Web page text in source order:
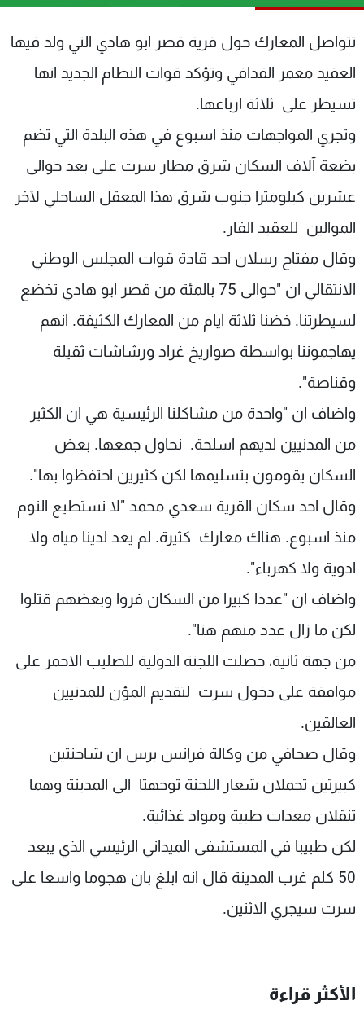
تتواصل المعارك حول قرية قصر ابو هادي التي ولد فيها
العقيد معمر القذافي وتؤكد قوات النظام الجديد انها
تسيطر على ثلاثة ارباعها.
وتجري المواجهات منذ اسبوع في هذه البلدة التي تضم
بضعة آلاف السكان شرق مطار سرت على بعد حوالى
عشرين كيلومترا جنوب شرق هذا المعقل الساحلي لآخر
الموالين للعقيد الفار.
وقال مفتاح رسلان احد قادة قوات المجلس الوطني
الانتقالي ان "حوالى 75 بالمئة من قصر ابو هادي تخضع
لسيطرتنا. خضنا ثلاثة ايام من المعارك الكثيفة. انهم
يهاجموننا بواسطة صواريخ غراد ورشاشات ثقيلة
وقناصة".
واضاف ان "واحدة من مشاكلنا الرئيسية هي ان الكثير
من المدنيين لديهم اسلحة. نحاول جمعها. بعض
السكان يقومون بتسليمها لكن كثيرين احتفظوا بها".
وقال احد سكان القرية سعدي محمد "لا نستطيع النوم
منذ اسبوع. هناك معارك كثيرة. لم يعد لدينا مياه ولا
ادوية ولا كهرباء".
واضاف ان "عددا كبيرا من السكان فروا وبعضهم قتلوا
لكن ما زال عدد منهم هنا".
من جهة ثانية، حصلت اللجنة الدولية للصليب الاحمر على
موافقة على دخول سرت لتقديم المؤن للمدنيين
العالقين.
وقال صحافي من وكالة فرانس برس ان شاحنتين
كبيرتين تحملان شعار اللجنة توجهتا الى المدينة وهما
تنقلان معدات طبية ومواد غذائية.
لكن طبيبا في المستشفى الميداني الرئيسي الذي يبعد
50 كلم غرب المدينة قال انه ابلغ بان هجوما واسعا على
سرت سيجري الاثنين.
الأكثر قراءة
الترددات
الإنـتـاج
لاعلاناتكم
تواصل معنا
شروط الإسـتخدام
سياسة الخصوصية